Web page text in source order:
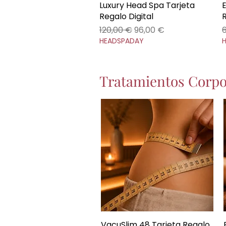
Vista rápida
Luxury Head Spa Tarjeta
Regalo Digital
Precio
120,00 €Precio de oferta
96,00 €
HEADSPADAY
Tratamientos
Vista rápida